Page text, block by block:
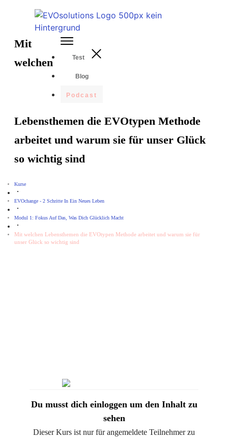
Test
Blog
Podcast
Mit
welchen
Lebensthemen die EVOtypen Methode
arbeitet und warum sie für unser Glück
so wichtig sind
Kurse
EVOchange - 2 Schritte In Ein Neues Leben
Modul 1: Fokus Auf Das, Was Dich Glücklich Macht
Mit welchen Lebensthemen die EVOtypen Methode arbeitet und warum sie für
unser Glück so wichtig sind
Du musst dich einloggen um den Inhalt zu
sehen
Dieser Kurs ist nur für angemeldete Teilnehmer zu